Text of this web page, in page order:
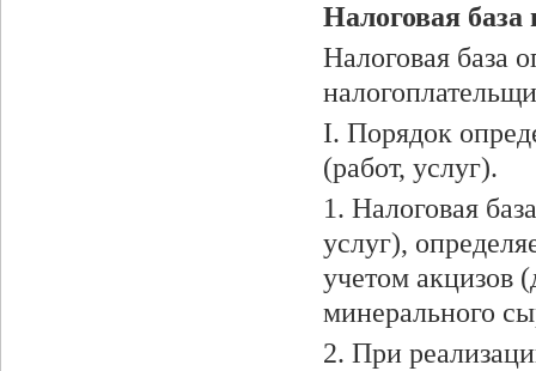
Налоговая
Налоговая база
I. Порядок
(работ, услуг).
1. Налоговая
услуг),
учетом акцизов
минерального
2. При